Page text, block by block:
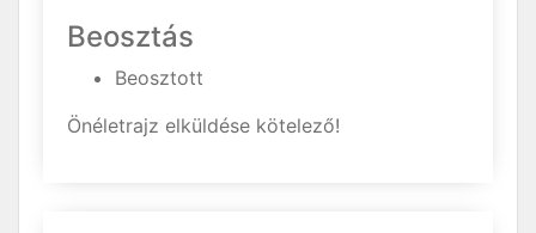
Beosztás
Beosztott
Önéletrajz elküldése kötelező!